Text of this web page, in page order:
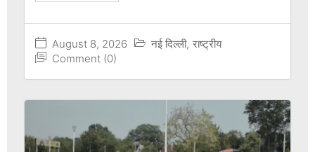
August 8, 2026 नई दिल्ली, राष्ट्रीय
Comment (0)